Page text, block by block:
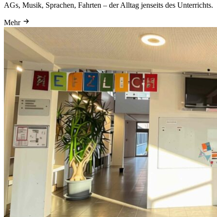
AGs, Musik, Sprachen, Fahrten – der Alltag jenseits des Unterrichts.
Mehr